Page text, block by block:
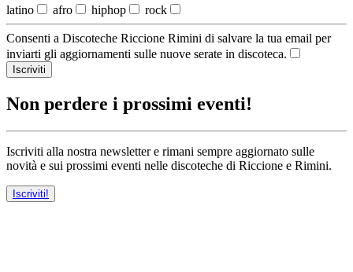
latino
afro hiphop rock
Consenti a Discoteche Riccione Rimini di salvare la tua email per
inviarti gli aggiornamenti sulle nuove serate in discoteca.
Iscriviti
Non perdere i prossimi eventi!
Iscriviti alla nostra newsletter e rimani sempre aggiornato sulle
novità e sui prossimi eventi nelle discoteche di Riccione e Rimini.
Iscriviti!